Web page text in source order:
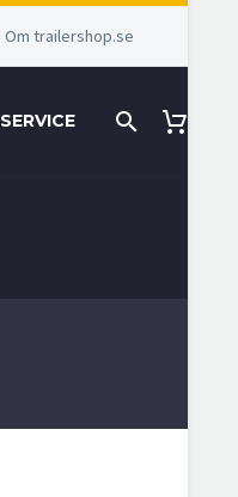
Om trailershop.se
SERVICE